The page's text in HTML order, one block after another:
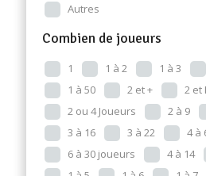
Autres
Combien de joueurs
1 1 à 2 1 à 3
1 à 50
2 et + 2 et
2 ou 4 Joueurs
2 à 9
3 à 16
3 à 22 4 à
6 à 30 joueurs
4 à 14